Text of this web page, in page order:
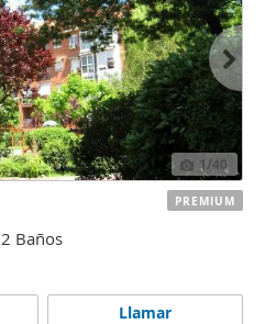
1/40
2 Baños
Llamar
PREMIUM